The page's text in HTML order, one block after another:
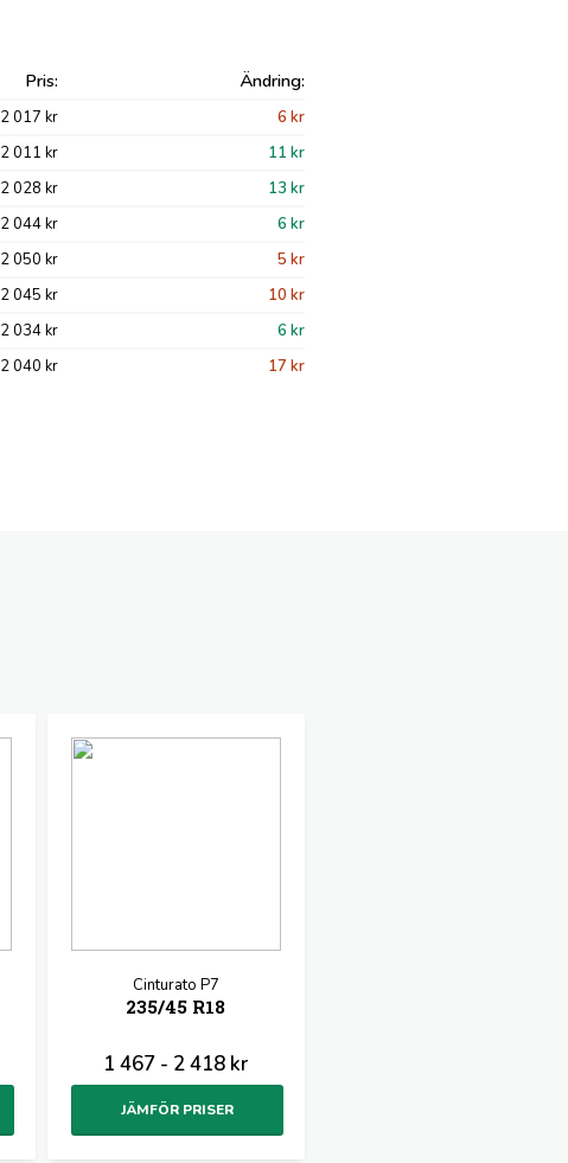
Pris: Ändring:
2 017 kr
6 kr
2 011 kr
11 kr
2 028 kr
13 kr
2 044 kr
6 kr
2 050 kr
5 kr
2 045 kr
10 kr
2 034 kr
6 kr
2 040 kr 17 kr
Cinturato P7
235/45 R18
1 467 - 2 418 kr
JÄMFÖR PRISER